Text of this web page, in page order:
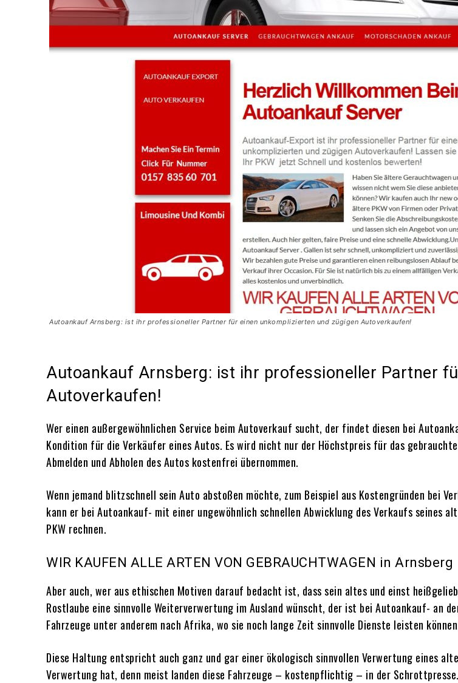
Autoankauf Arnsberg: ist ihr professioneller Partner für einen unkomplizierten und zügigen Autoverkaufen!
Autoankauf Arnsberg: ist ihr professioneller Partner
Autoverkaufen!
Wer einen außergewöhnlichen Service beim Autoverkauf sucht, der findet diesen bei
Kondition für die Verkäufer eines Autos. Es wird nicht nur der Höchstpreis für das
Abmelden und Abholen des Autos kostenfrei übernommen.
Wenn jemand blitzschnell sein Auto abstoßen möchte, zum Beispiel aus Kostengründen
kann er bei Autoankauf- mit einer ungewöhnlich schnellen Abwicklung des Verkaufs seines
PKW rechnen.
WIR KAUFEN ALLE ARTEN VON GEBRAUCHTWAGEN in Arnsberg
Aber auch, wer aus ethischen Motiven darauf bedacht ist, dass sein altes und einst
Rostlaube eine sinnvolle Weiterverwertung im Ausland wünscht, der ist bei Autoankauf- an
Fahrzeuge unter anderem nach Afrika, wo sie noch lange Zeit sinnvolle Dienste leisten
Diese Haltung entspricht auch ganz und gar einer ökologisch sinnvollen Verwertung eines
Verwertung hat, denn meist landen diese Fahrzeuge – kostenpflichtig – in der Schrottpresse.